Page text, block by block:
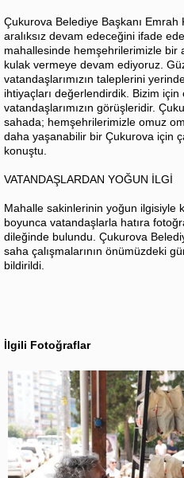
Çukurova Belediye Başkanı
aralıksız devam edeceğini ifade
mahallesinde hemşehrilerimizle bir
kulak vermeye devam ediyoruz.
vatandaşlarımızın taleplerini
ihtiyaçları değerlendirdik. Bizim
vatandaşlarımızın görüşleridir.
sahada; hemşehrilerimizle omuz
daha yaşanabilir bir Çukurova için
konuştu.
VATANDAŞLARDAN YOĞUN İLGİ
Mahalle sakinlerinin yoğun ilgisiyle
boyunca vatandaşlarla hatıra
dileğinde bulundu. Çukurova
saha çalışmalarının önümüzdeki
bildirildi.
İlgili Fotoğraflar